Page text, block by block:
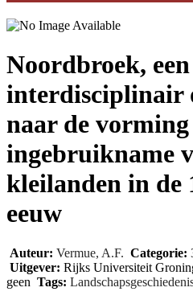
Noordbroek, een
interdisciplinair
naar de vorming
ingebruikname
kleilanden in de
eeuw
Auteur: Vermue, A.F. Categorie:
Uitgever: Rijks Universiteit
geen Tags: